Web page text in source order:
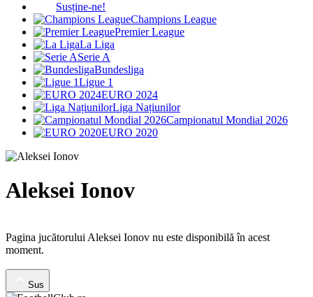
Susține-ne!
Champions League
Premier League
La Liga
Serie A
Bundesliga
Ligue 1
EURO 2024
Liga Națiunilor
Campionatul Mondial 2026
EURO 2020
Aleksei Ionov
Pagina jucătorului Aleksei Ionov nu este disponibilă în acest
moment.
Sus